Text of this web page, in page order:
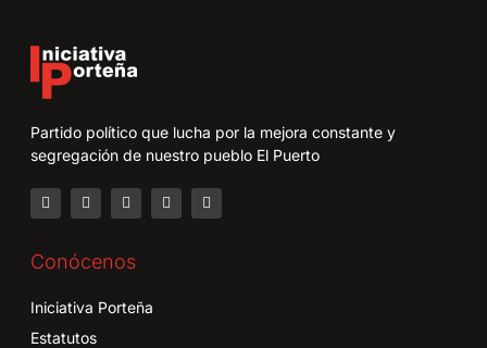
Partido político que lucha por la mejora constante y
segregación de nuestro pueblo El Puerto
Conócenos
Iniciativa Porteña
Estatutos